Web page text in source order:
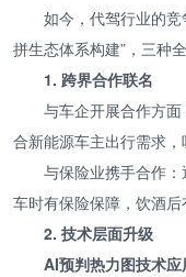
如今，代驾行业的竞
拼生态体系构建”，三种
1. 跨界合作联名
与车企开展合作方
合新能源车主出行需求，
与保险业携手合作
车时有保险保障，饮酒后
2. 技术层面升级
AI预判热力图技术应